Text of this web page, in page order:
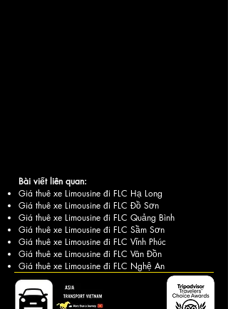
Bài viết liên quan:
Giá thuê xe Limousine đi FLC Hạ Long
Giá thuê xe Limousine đi FLC Đồ Sơn
Giá thuê xe Limousine đi FLC Quảng Bình
Giá thuê xe Limousine đi FLC Sầm Sơn
Giá thuê xe Limousine đi FLC Vĩnh Phúc
Giá thuê xe Limousine đi FLC Vân Đồn
Giá thuê xe Limousine đi FLC Nghệ An